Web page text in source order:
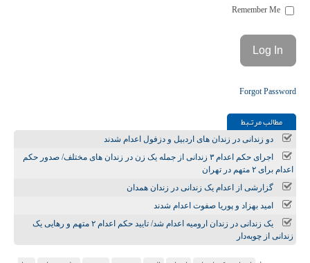
Forgot Password
مطالب مرتـبط
دو زندانی در زندان های اردبیل و دزفول اعدام شدند
اجرای حکم اعدام ۳ زندانی از جمله یک زن در زندان‌ های مختلف/ صدور حکم
اعدام برای ۲ متهم در تهران
گزارشی از اعدام یک زندانی در زندان همدان
امید بهزاد و پوریا صفوت اعدام شدند
یک زندانی در زندان ارومیه اعدام شد/ تایید حکم اعدام ۲ متهم و رهایی یک
زندانی از چوبه‌دار